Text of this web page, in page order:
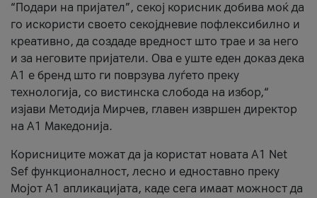
“Подари на пријател”, секој корисник добива моќ да
го искористи своето секојдневие пофлексибилно и
креативно, да создаде вредност што трае и за него
и за неговите пријатели. Ова е уште еден доказ дека
А1 е бренд што ги поврзува луѓето преку
технологија, со вистинска слобода на избор,“
изјави Методија Мирчев, главен извршен директор
на А1 Македонија.
Корисниците можат да ја користат новата А1 Net
Sef функционалност, лесно и едноставно преку
Мојот А1 апликацијата, каде сега имаат можност да